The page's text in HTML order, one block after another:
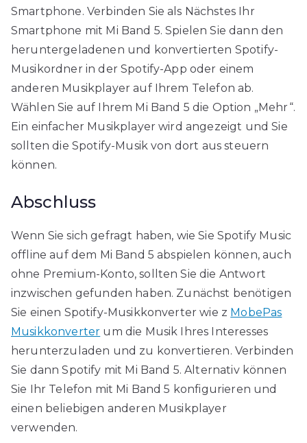
Smartphone. Verbinden Sie als Nächstes Ihr
Smartphone mit Mi Band 5. Spielen Sie dann den
heruntergeladenen und konvertierten Spotify-
Musikordner in der Spotify-App oder einem
anderen Musikplayer auf Ihrem Telefon ab.
Wählen Sie auf Ihrem Mi Band 5 die Option „Mehr“.
Ein einfacher Musikplayer wird angezeigt und Sie
sollten die Spotify-Musik von dort aus steuern
können.
Abschluss
Wenn Sie sich gefragt haben, wie Sie Spotify Music
offline auf dem Mi Band 5 abspielen können, auch
ohne Premium-Konto, sollten Sie die Antwort
inzwischen gefunden haben. Zunächst benötigen
Sie einen Spotify-Musikkonverter wie z MobePas
Musikkonverter um die Musik Ihres Interesses
herunterzuladen und zu konvertieren. Verbinden
Sie dann Spotify mit Mi Band 5. Alternativ können
Sie Ihr Telefon mit Mi Band 5 konfigurieren und
einen beliebigen anderen Musikplayer
verwenden.